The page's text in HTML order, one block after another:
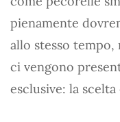
pienamente
allo stesso tempo,
ci vengono
esclusive: la